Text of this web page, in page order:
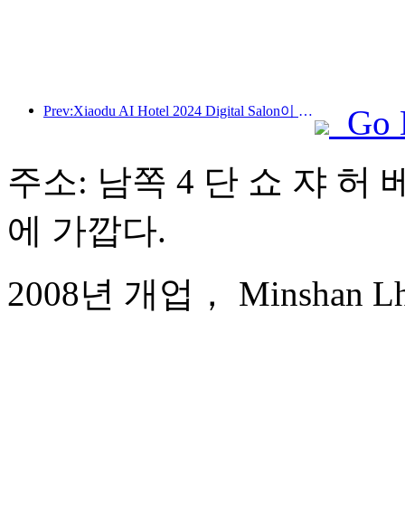
Prev:Xiaodu AI Hotel 2024 Digital Salon이 성공적으로 마무리되었습니다! 미래 호텔 경험의 재구성 가속화
Go
주소: 남쪽 4 단 쇼 쟈 허
에 가깝다.
2008년 개업， Minshan